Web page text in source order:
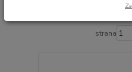
strana